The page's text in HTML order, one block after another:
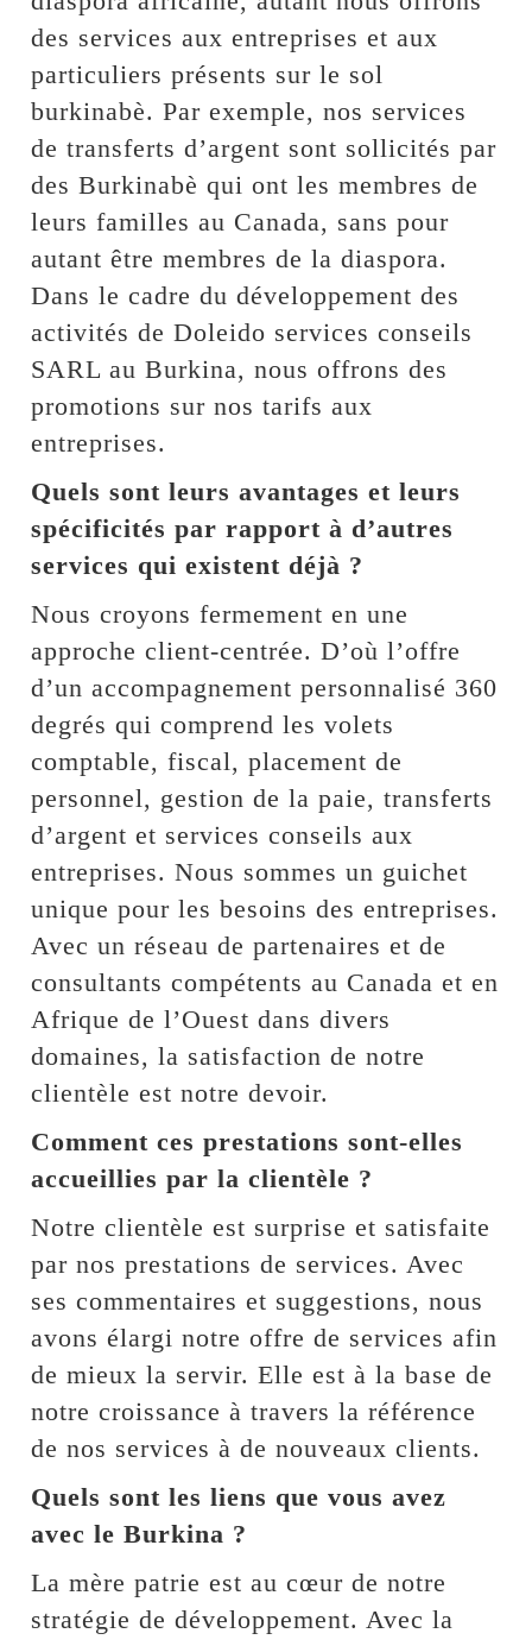
des services aux entreprises et aux
particuliers présents sur le sol
burkinabè. Par exemple, nos services
de transferts d’argent sont sollicités par
des Burkinabè qui ont les membres de
leurs familles au Canada, sans pour
autant être membres de la diaspora.
Dans le cadre du développement des
activités de Doleido services conseils
SARL au Burkina, nous offrons des
promotions sur nos tarifs aux
entreprises.
Quels sont leurs avantages et leurs
spécificités par rapport à d’autres
services qui existent déjà ?
Nous croyons fermement en une
approche client-centrée. D’où l’offre
d’un accompagnement personnalisé 360
degrés qui comprend les volets
comptable, fiscal, placement de
personnel, gestion de la paie, transferts
d’argent et services conseils aux
entreprises. Nous sommes un guichet
unique pour les besoins des entreprises.
Avec un réseau de partenaires et de
consultants compétents au Canada et en
Afrique de l’Ouest dans divers
domaines, la satisfaction de notre
clientèle est notre devoir.
Comment ces prestations sont-elles
accueillies par la clientèle ?
Notre clientèle est surprise et satisfaite
par nos prestations de services. Avec
ses commentaires et suggestions, nous
avons élargi notre offre de services afin
de mieux la servir. Elle est à la base de
notre croissance à travers la référence
de nos services à de nouveaux clients.
Quels sont les liens que vous avez
avec le Burkina ?
La mère patrie est au cœur de notre
stratégie de développement. Avec la